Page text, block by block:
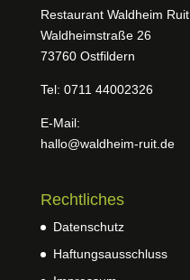
Restaurant Waldheim Ruit
Waldheimstraße 26
73760 Ostfildern
Tel: 0711 44002326
E-Mail:
hallo@waldheim-ruit.de
Rechtliches
Datenschutz
Haftungsausschluss